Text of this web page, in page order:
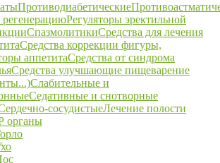
Противодиабетические
Регуляторы эректильной
СпазмолитикиСредства для лечения
Средства коррекции фигуры,
аппетитаСредства от синдрома
Средства улучшающие пищеварение
Слабительные и
Седативные и снотворные
сосудистыеЛечение полости
органы